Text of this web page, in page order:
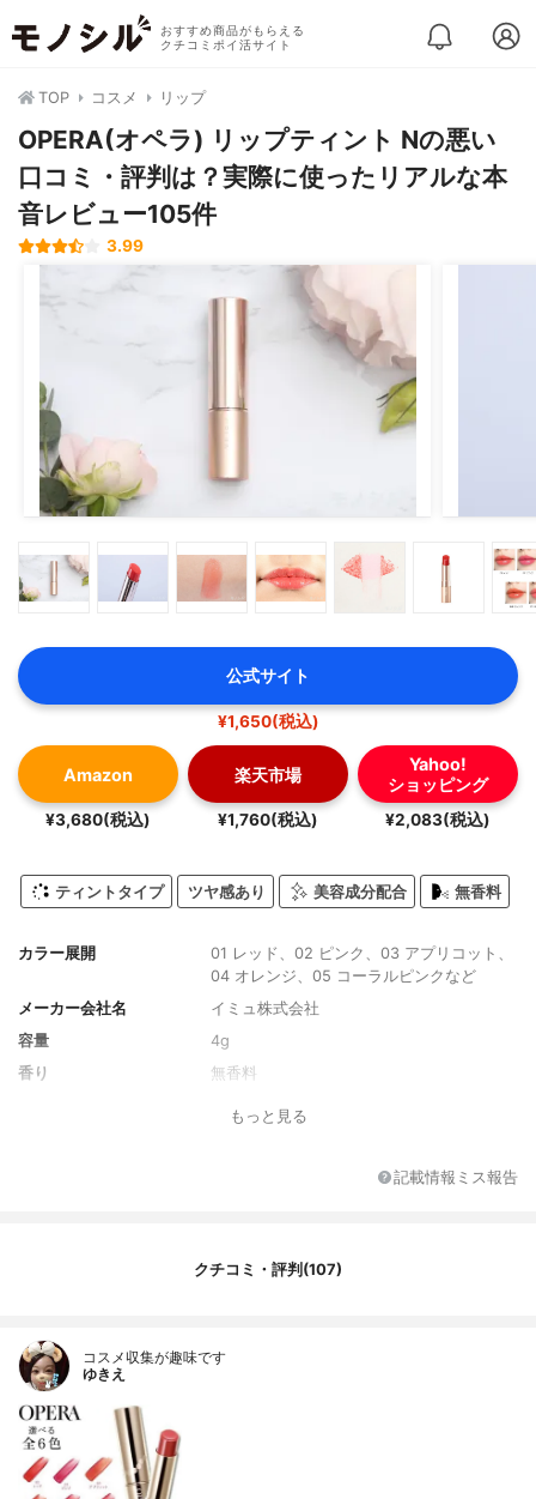
おすすめ商品がもらえる
クチコミポイ活サイト
TOP コスメ リップ
OPERA(オペラ) リップティント Nの悪い
口コミ・評判は？実際に使ったリアルな本
音レビュー105件
3.99
公式サイト
¥1,650(税込)
Amazon
¥3,680(税込)
楽天市場
¥1,760(税込)
Yahoo!
ショッピング
¥2,083(税込)
ティントタイプ ツヤ感あり 美容成分配合 無香料
カラー展開
01 レッド、02 ピンク、03 アプリコット、
04 オレンジ、05 コーラルピンクなど
メーカー会社名
イミュ株式会社
容量
4g
香り
無香料
もっと見る
記載情報ミス報告
クチコミ・評判(107)
コスメ収集が趣味です
ゆきえ